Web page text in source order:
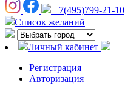
+7(495)799-21-10
Список желаний
Личный кабинет
Регистрация
Авторизация